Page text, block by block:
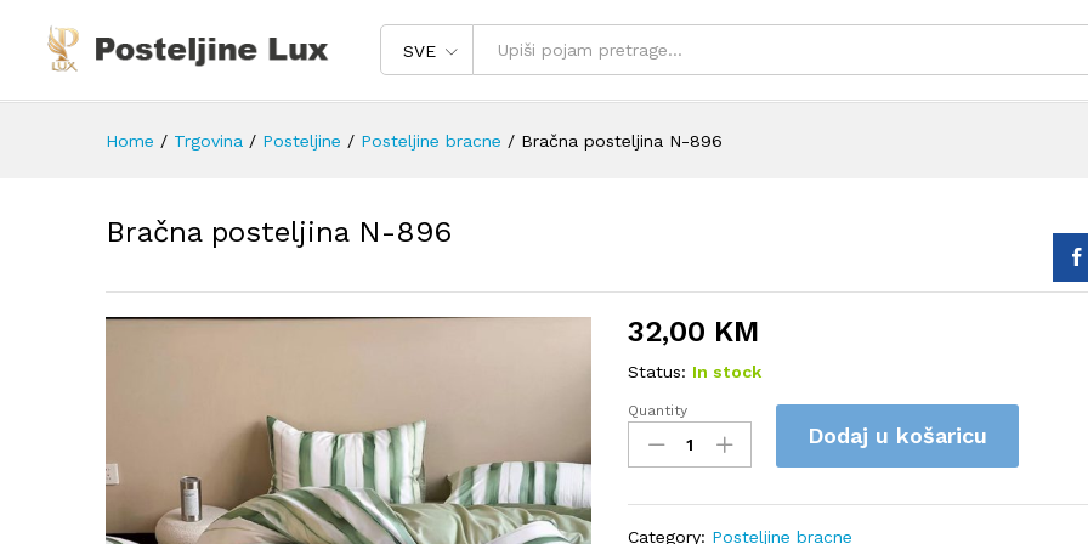
SVE
Home / Trgovina / Posteljine / Posteljine bracne / Bračna posteljina N-896
Bračna posteljina N-896
32,00 KM
Status: In stock
Bračna
posteljina
N-
Quantity
Dodaj u košaricu
Category: Posteljine bracne